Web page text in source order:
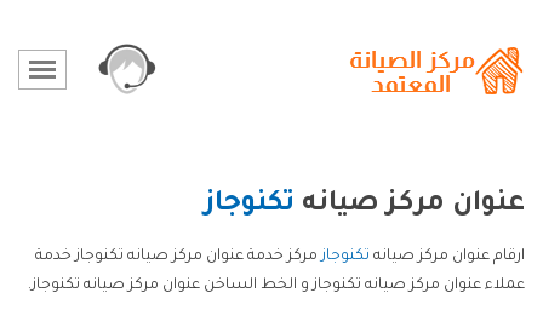
عنوان مركز صيانه تكنوجاز
ارقام عنوان مركز صيانه تكنوجازمركز خدمة عنوان مركز صيانه تكنوجاز خدمة
عملاء عنوان مركز صيانه تكنوجاز و الخط الساخن عنوان مركز صيانه تكنوجاز.